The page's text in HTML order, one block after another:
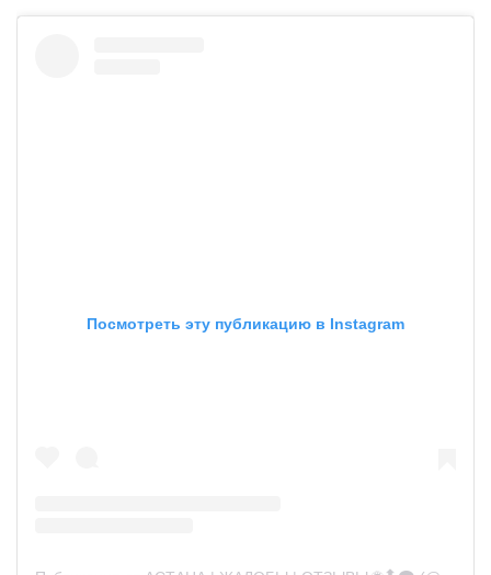
Посмотреть эту публикацию в Instagram